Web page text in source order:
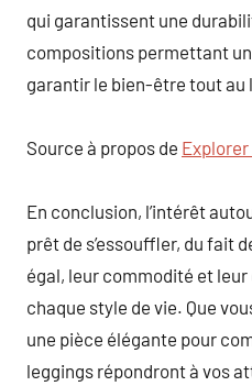
qui garantissent une
compositions permettant
garantir le bien-être tout au
Source à propos de
En conclusion, l’intérêt
prêt de s’essouffler, du fait
égal, leur commodité et leur
chaque style de vie. Que
une pièce élégante pour
leggings répondront à vos